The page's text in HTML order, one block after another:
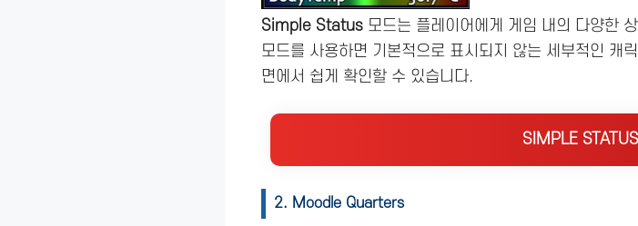
Simple Status 모드는 플레이어에게 게임 내의 다양한
모드를 사용하면 기본적으로 표시되지 않는 세부적인 캐
면에서 쉽게 확인할 수 있습니다.
SIMPLE
2. Moodle Quarters